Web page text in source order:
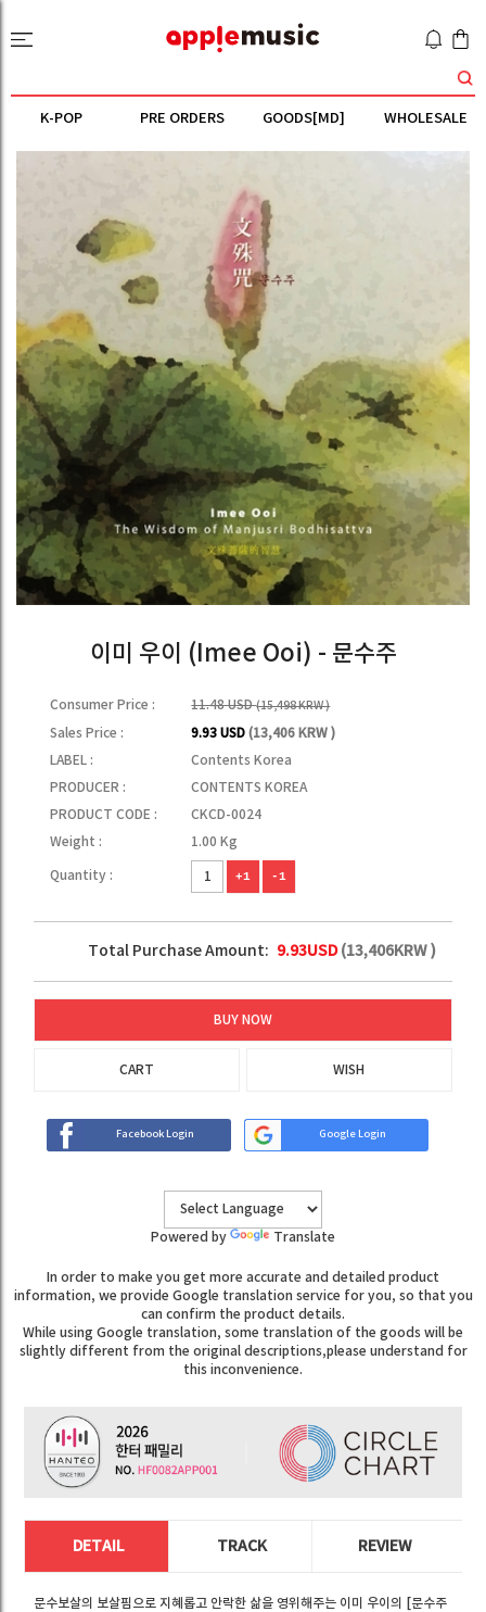
K-POP PRE ORDERS GOODS[MD] WHOLESALE
이미 우이 (Imee Ooi) - 문수주
Consumer Price : 11.48 USD(15,498 KRW )
Sales Price : 9.93 USD(13,406 KRW )
LABEL :
Contents Korea
PRODUCER :
CONTENTS KOREA
PRODUCT CODE :
CKCD-0024
Weight :
1.00 Kg
Quantity : +1 -1
Total Purchase Amount: 9.93USD(13,406KRW )
BUY NOW
CART WISH
Facebook Login Google Login
Powered by Translate
In order to make you get more accurate and detailed product
information, we provide Google translation service for you, so that you
can confirm the product details.
While using Google translation, some translation of the goods will be
slightly different from the original descriptions,please understand for
this inconvenience.
DETAIL TRACK REVIEW
문수보살의 보살핌으로 지혜롭고 안락한 삶을 영위해주는 이미 우이의 [문수주